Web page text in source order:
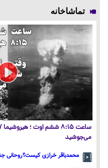
تماشاخانه
ساعت ۸:۱۵ ششم اوت ؛
می‌جوشید
محمدباقر خرازی کیست؟روحانی